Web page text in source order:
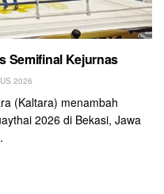
Semifinal Kejurnas
2026
(Kaltara) menambah
2026 di Bekasi, Jawa